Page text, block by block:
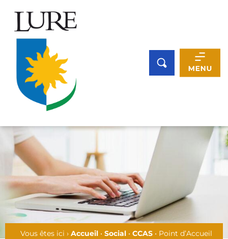
Vous êtes ici › Accueil • Social • CCAS • Point d’Accueil